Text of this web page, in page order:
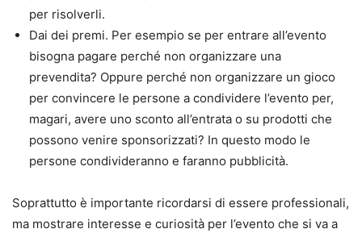
per risolverli.
Dai dei premi. Per esempio se per entrare all’evento
bisogna pagare perché non organizzare una
prevendita? Oppure perché non organizzare un gioco
per convincere le persone a condividere l’evento per,
magari, avere uno sconto all’entrata o su prodotti che
possono venire sponsorizzati? In questo modo le
persone condivideranno e faranno pubblicità.
Soprattutto è importante ricordarsi di essere professionali,
ma mostrare interesse e curiosità per l’evento che si va a